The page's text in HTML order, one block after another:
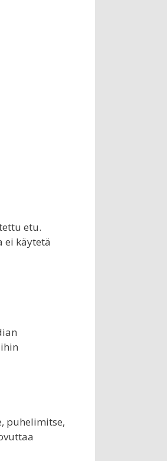
etu.
ei käytetä
puhelimitse,